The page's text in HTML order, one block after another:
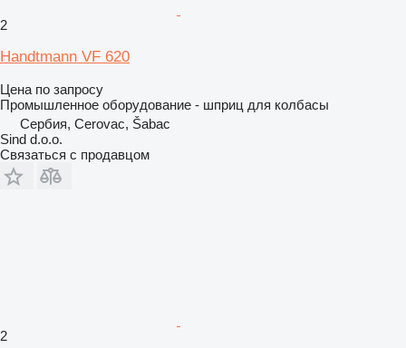
2
Handtmann VF 620
Цена по запросу
Промышленное оборудование - шприц для колбасы
Сербия, Cerovac, Šabac
Sind d.o.o.
Связаться с продавцом
2